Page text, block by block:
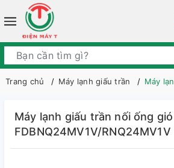
Trang chủ Máy lạnh giấu trần Máy
Máy lạnh giấu trần nối ống
FDBNQ24MV1V/RNQ24MV1V